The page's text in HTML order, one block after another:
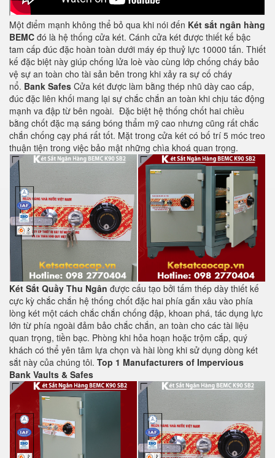
Một điểm mạnh không thể bỏ qua khi nói đến Két sắt ngân hàng
BEMC đó là hệ thống cửa két. Cánh cửa két được thiết kế bậc
tam cấp đúc đặc hoàn toàn dưới máy ép thuỷ lực 10000 tấn. Thiết
kế đặc biệt này giúp chống lửa loè vào cùng lớp chống cháy bảo
vệ sự an toàn cho tài sản bên trong khi xảy ra sự cố cháy
nổ. Bank Safes Cửa két được làm bằng thép nhũ dày cao cấp,
đúc đặc liên khối mang lại sự chắc chắn an toàn khi chịu tác động
mạnh va đập từ bên ngoài. Đặc biệt hệ thống chốt hai chiều
bằng chốt đặc mạ sáng bóng thẩm mỹ cao nhưng cũng rất chắc
chắn chống cạy phá rất tốt. Mặt trong cửa két có bố trí 5 móc treo
thuận tiện trong việc bảo mật những chìa khoá quan trọng.
Két Sắt Quầy Thu Ngân được cấu tạo bởi tấm thép dày thiết kế
cực kỳ chắc chắn hệ thống chốt đặc hai phía gắn xâu vào phía
lòng két một cách chắc chắn chống đập, khoan phá, tác dụng lực
lớn từ phía ngoài đảm bảo chắc chắn, an toàn cho các tài liệu
quan trọng, tiền bạc. Phòng khi hỏa hoạn hoặc trộm cắp, quý
khách có thể yên tâm lựa chọn và hài lòng khi sử dụng dòng két
sắt này của chúng tôi. Top 1 Manufacturers of Impervious
Bank Vaults & Safes